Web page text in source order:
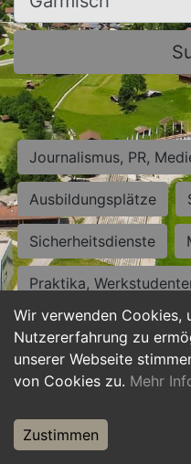
Wir verwenden Cookies,
Nutzererfahrung zu
unserer Webseite
von Cookies zu. Mehr
Zustimmen
Journalismus, PR,
Ausbildungsplätze
Sicherheitsdienste
Praktika,
Personalwesen
Hilfskräfte, Aushilfs-
Weiterbildung,